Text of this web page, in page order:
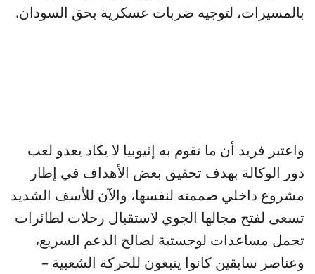
بالمسيرات، لتوجيه ضربات عسكرية بحق السودان.
واعتبر فريد أن ما تقوم به إثيوبيا لا يكاد يعدو لعب
دور الوكالة بهدف تحقيق بعض الأهداف في إطار
مشروع داخلي صممته لنفسها، والآن للأسف الشديد
تسعى لفتح مجالها الجوي لاستقبال رحلات لطائرات
تحمل مساعدات لوجستية لصالح الدعم السريع،
وعناصر سابقين كانوا يتبعون للحركة الشعبية –